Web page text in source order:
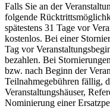
Falls Sie an der
folgende
spätestens 31 Tage vor
kostenlos. Bei einer
Tag vor
bezahlen. Bei
bzw. nach Beginn der
Teilnahmegebühren fällig,
Veranstaltungshäuser,
Nominierung einer